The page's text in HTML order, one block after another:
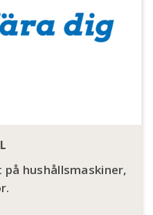
hushållsmaskiner,